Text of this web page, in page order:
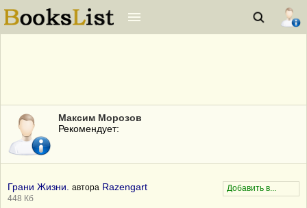
Максим Морозов
Рекомендует:
Грани Жизни. автора Razengart
448 Кб